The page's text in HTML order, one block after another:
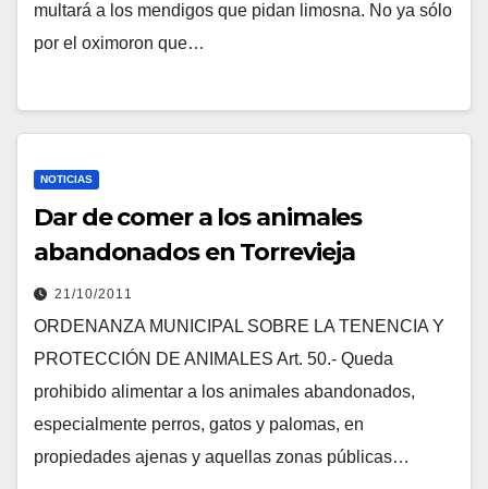
multará a los mendigos que pidan limosna. No ya sólo
por el oximoron que…
NOTICIAS
Dar de comer a los animales
abandonados en Torrevieja
21/10/2011
ORDENANZA MUNICIPAL SOBRE LA TENENCIA Y
PROTECCIÓN DE ANIMALES Art. 50.- Queda
prohibido alimentar a los animales abandonados,
especialmente perros, gatos y palomas, en
propiedades ajenas y aquellas zonas públicas…